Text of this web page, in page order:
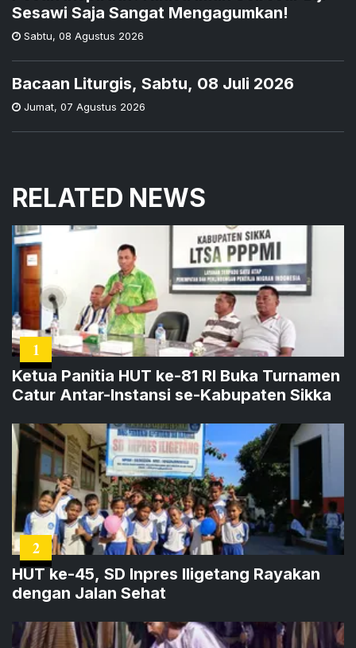
Sesawi Saja Sangat Mengagumkan!
Sabtu, 08 Agustus 2026
Bacaan Liturgis, Sabtu, 08 Juli 2026
Jumat, 07 Agustus 2026
RELATED NEWS
1
Ketua Panitia HUT ke-81 RI Buka Turnamen
Catur Antar-Instansi se-Kabupaten Sikka
2
HUT ke-45, SD Inpres Iligetang Rayakan
dengan Jalan Sehat